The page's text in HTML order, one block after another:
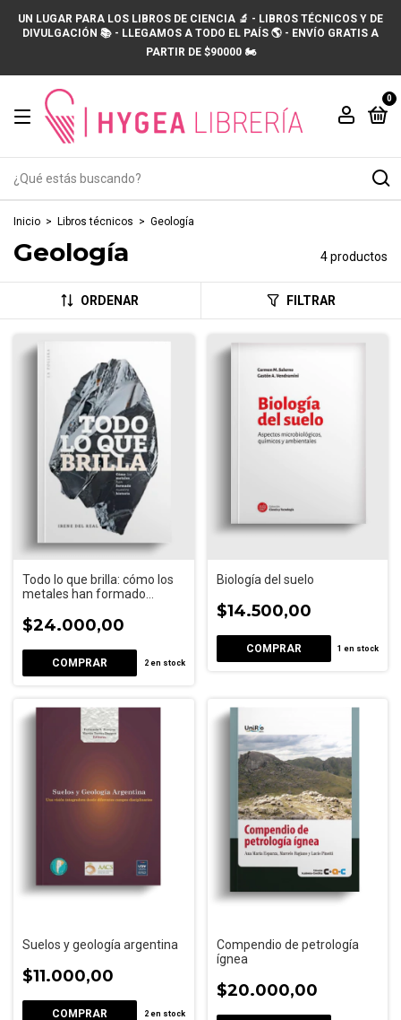
UN LUGAR PARA LOS LIBROS DE CIENCIA 🔬 - LIBROS TÉCNICOS Y DE
DIVULGACIÓN 📚 - LLEGAMOS A TODO EL PAÍS 🌎 - ENVÍO GRATIS A
PARTIR DE $90000 🏍️
0
Inicio > Libros técnicos > Geología
Geología 4 productos
ORDENAR FILTRAR
Todo lo que brilla: cómo los
metales han formado
$24.000,00
2en stock
Biología del suelo
$14.500,00
1 en stock
Suelos y geología argentina
$11.000,00
2en stock
Compendio de petrología
ígnea
$20.000,00